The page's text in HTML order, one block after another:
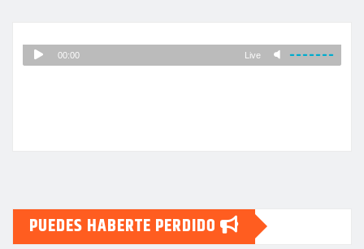
PUEDES HABERTE PERDIDO